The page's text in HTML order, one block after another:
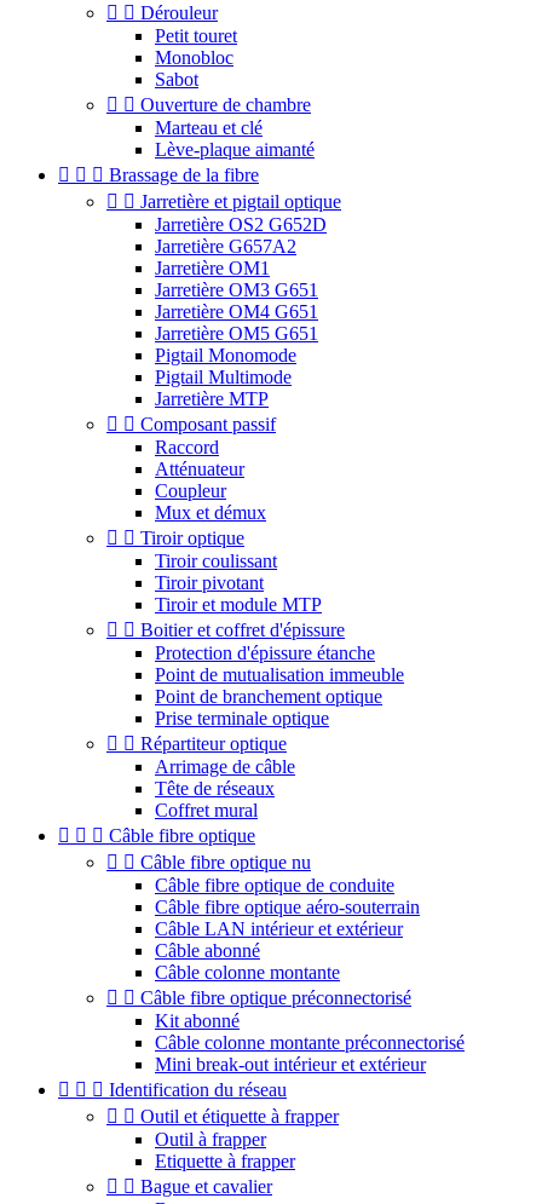
  Dérouleur
Petit touret
Monobloc
Sabot
  Ouverture de chambre
Marteau et clé
Lève-plaque aimanté
   Brassage de la fibre
  Jarretière et pigtail optique
Jarretière OS2 G652D
Jarretière G657A2
Jarretière OM1
Jarretière OM3 G651
Jarretière OM4 G651
Jarretière OM5 G651
Pigtail Monomode
Pigtail Multimode
Jarretière MTP
  Composant passif
Raccord
Atténuateur
Coupleur
Mux et démux
  Tiroir optique
Tiroir coulissant
Tiroir pivotant
Tiroir et module MTP
  Boitier et coffret d'épissure
Protection d'épissure étanche
Point de mutualisation immeuble
Point de branchement optique
Prise terminale optique
  Répartiteur optique
Arrimage de câble
Tête de réseaux
Coffret mural
   Câble fibre optique
  Câble fibre optique nu
Câble fibre optique de conduite
Câble fibre optique aéro-souterrain
Câble LAN intérieur et extérieur
Câble abonné
Câble colonne montante
  Câble fibre optique préconnectorisé
Kit abonné
Câble colonne montante préconnectorisé
Mini break-out intérieur et extérieur
   Identification du réseau
  Outil et étiquette à frapper
Outil à frapper
Etiquette à frapper
  Bague et cavalier